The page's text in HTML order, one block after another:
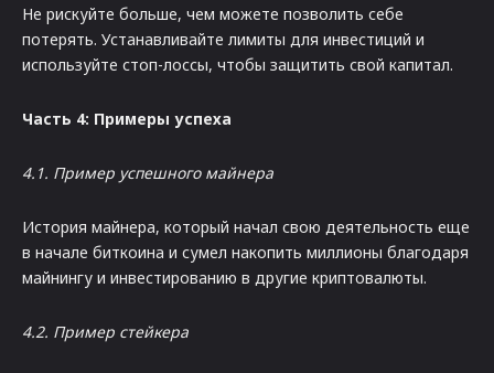
Не рискуйте больше, чем можете позволить себе
потерять. Устанавливайте лимиты для инвестиций и
используйте стоп-лоссы, чтобы защитить свой капитал.
Часть 4: Примеры успеха
4.1. Пример успешного майнера
История майнера, который начал свою деятельность еще
в начале биткоина и сумел накопить миллионы благодаря
майнингу и инвестированию в другие криптовалюты.
4.2. Пример стейкера